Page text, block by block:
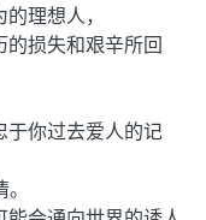
理想人，
的损失和艰辛所回
于你过去爱人的记